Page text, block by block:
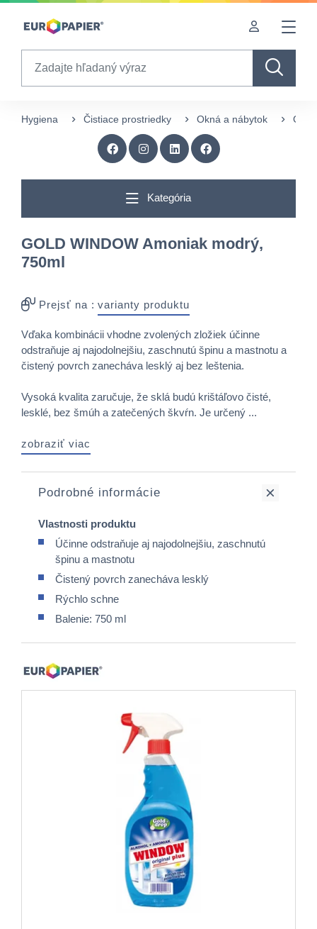
Table Of Content
Zaujímavé produkty pre Vás
Hygiena Čistiace prostriedky Okná a nábytok
Kategória
GOLD WINDOW Amoniak modrý,
750ml
Prejsť na : varianty produktu
Vďaka kombinácii vhodne zvolených zložiek účinne
odstraňuje aj najodolnejšiu, zaschnutú špinu a mastnotu a
čistený povrch zanecháva lesklý aj bez leštenia.
Vysoká kvalita zaručuje, že sklá budú krištáľovo čisté,
lesklé, bez šmúh a zatečených škvŕn. Je určený ...
zobraziť viac
Podrobné informácie
Vlastnosti produktu
Účinne odstraňuje aj najodolnejšiu, zaschnutú
špinu a mastnotu
Čistený povrch zanecháva lesklý
Rýchlo schne
Balenie: 750 ml